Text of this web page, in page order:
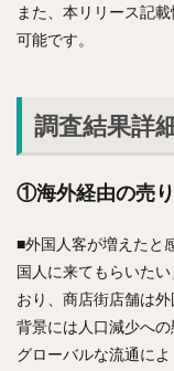
また、本リリース記
可能です。
調査結果詳
①海外経由の売
■外国人客が増えたと
国人に来てもらいた
おり、商店街店舗は
背景には人口減少へ
グローバルな流通に